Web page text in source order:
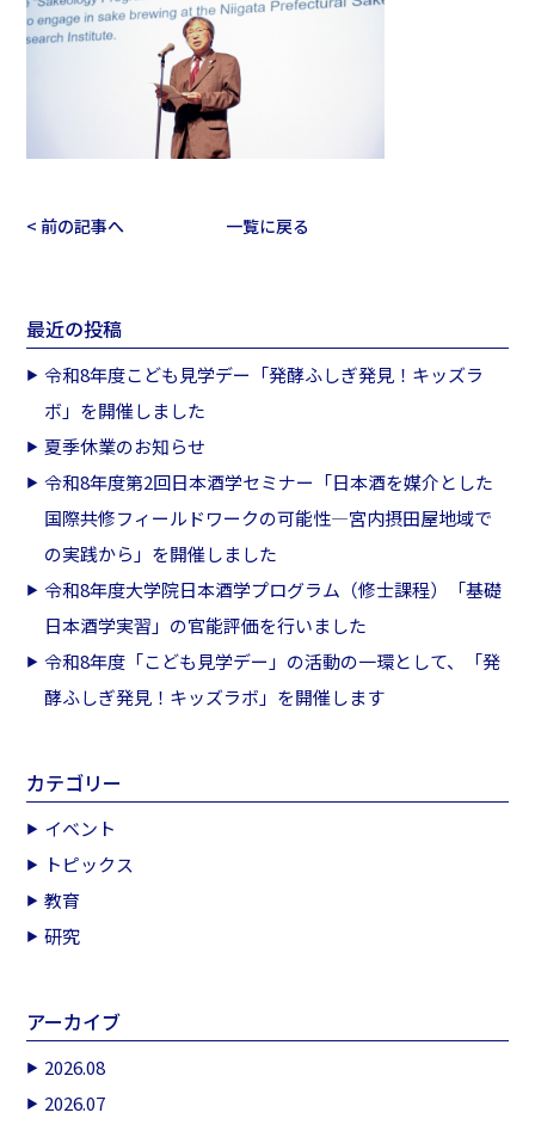
< 前の記事へ 一覧に戻る
最近の投稿
令和8年度こども見学デー「発酵ふしぎ発見！キッズラ
ボ」を開催しました
夏季休業のお知らせ
令和8年度第2回日本酒学セミナー「日本酒を媒介とした
国際共修フィールドワークの可能性―宮内摂田屋地域で
の実践から」を開催しました
令和8年度大学院日本酒学プログラム（修士課程）「基礎
日本酒学実習」の官能評価を行いました
令和8年度「こども見学デー」の活動の一環として、「発
酵ふしぎ発見！キッズラボ」を開催します
カテゴリー
イベント
トピックス
教育
研究
アーカイブ
2026.08
2026.07